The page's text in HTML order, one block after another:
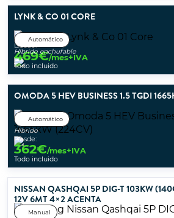
LYNK & CO 01 CORE
Automático
Híbrido enchufable
Desde:
469€/mes+IVA
Todo incluido
OMODA 5 HEV BUSINESS 1.5 TGDI
Automático
Híbrido
Desde:
362€/mes+IVA
Todo incluido
NISSAN QASHQAI 5P DIG-T 103KW
12V 6MT 4×2 ACENTA
Manual